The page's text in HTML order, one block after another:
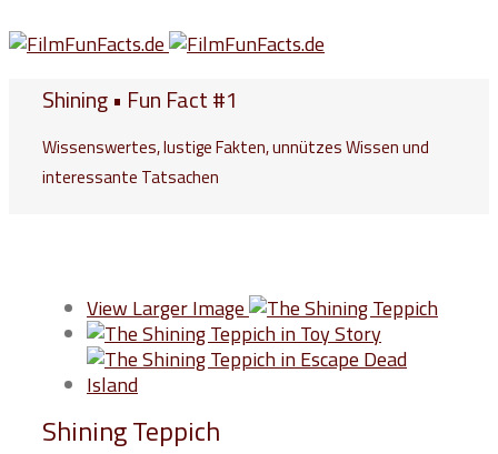
Shining • Fun Fact #1
Wissenswertes, lustige Fakten, unnützes Wissen und
interessante Tatsachen
View Larger Image
Shining Teppich